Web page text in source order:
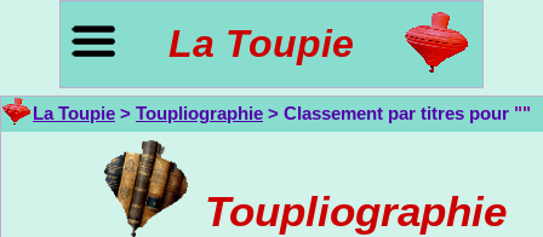
La Toupie
La Toupie > Toupliographie > Classement par titres pour ""
Toupliographie